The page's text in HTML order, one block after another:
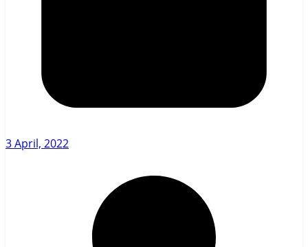
3 April, 2022